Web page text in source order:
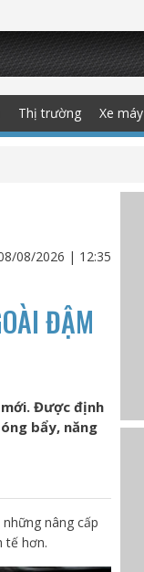
Thị trường Xe máy
08/2026 | 12:35
ĐẬM
Được định
bẩy, năng
nâng cấp
tế hơn.